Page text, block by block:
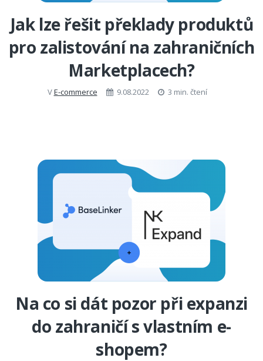
Jak lze řešit překlady produktů
pro zalistování na zahraničních
Marketplacech?
VE-commerce 9.08.2022 3 min. čtení
Na co si dát pozor při expanzi
do zahraničí s vlastním e-
shopem?